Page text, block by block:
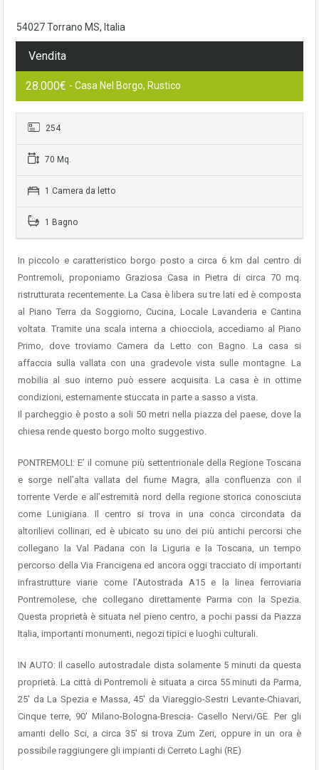
54027 Torrano MS, Italia
Vendita
28.000€ - Casa Nel Borgo, Rustico
254
70 Mq.
1 Camera da letto
1 Bagno
In piccolo e caratteristico borgo posto a circa 6 km dal centro di
Pontremoli, proponiamo Graziosa Casa in Pietra di circa 70 mq.
ristrutturata recentemente. La Casa è libera su tre lati ed è composta
al Piano Terra da Soggiorno, Cucina, Locale Lavanderia e Cantina
voltata. Tramite una scala interna a chiocciola, accediamo al Piano
Primo, dove troviamo Camera da Letto con Bagno. La casa si
affaccia sulla vallata con una gradevole vista sulle montagne. La
mobilia al suo interno può essere acquisita. La casa è in ottime
condizioni, esternamente stuccata in parte a sasso a vista.
Il parcheggio è posto a soli 50 metri nella piazza del paese, dove la
chiesa rende questo borgo molto suggestivo.
PONTREMOLI: E’ il comune più settentrionale della Regione Toscana
e sorge nell’alta vallata del fiume Magra, alla confluenza con il
torrente Verde e all’estremità nord della regione storica conosciuta
come Lunigiana. Il centro si trova in una conca circondata da
altorilievi collinari, ed è ubicato su uno dei più antichi percorsi che
collegano la Val Padana con la Liguria e la Toscana, un tempo
percorso della Via Francigena ed ancora oggi tracciato di importanti
infrastrutture viarie come l’Autostrada A15 e la linea ferroviaria
Pontremolese, che collegano direttamente Parma con la Spezia.
Questa proprietà è situata nel pieno centro, a pochi passi da Piazza
Italia, importanti monumenti, negozi tipici e luoghi culturali.
IN AUTO: Il casello autostradale dista solamente 5 minuti da questa
proprietà. La città di Pontremoli è situata a circa 55 minuti da Parma,
25′ da La Spezia e Massa, 45′ da Viareggio-Sestri Levante-Chiavari,
Cinque terre, 90′ Milano-Bologna-Brescia- Casello Nervi/GE. Per gli
amanti dello Sci, a circa 35′ si trova Zum Zeri, oppure in un ora è
possibile raggiungere gli impianti di Cerreto Laghi (RE)